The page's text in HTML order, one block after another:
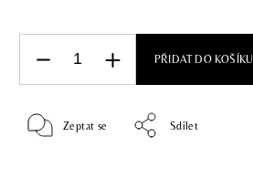
PŘIDAT DO KOŠÍKU
Zeptat se Sdílet